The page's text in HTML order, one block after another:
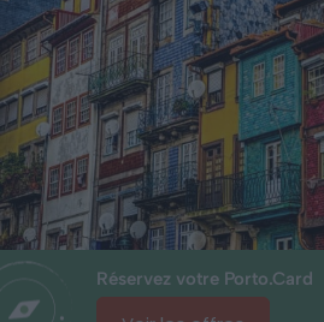
Réservez votre Porto.Card